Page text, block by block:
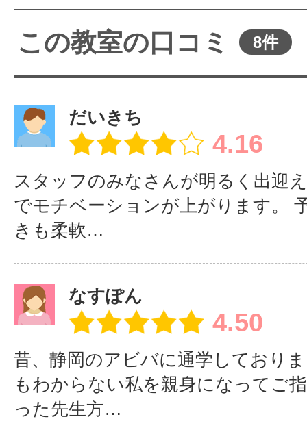
この教室の口コミ 8件
だいきち
4.16
スタッフのみなさんが明るく出迎
でモチベーションが上がります。
きも柔軟…
なすぽん
4.50
昔、静岡のアビバに通学しており
もわからない私を親身になってご
った先生方…